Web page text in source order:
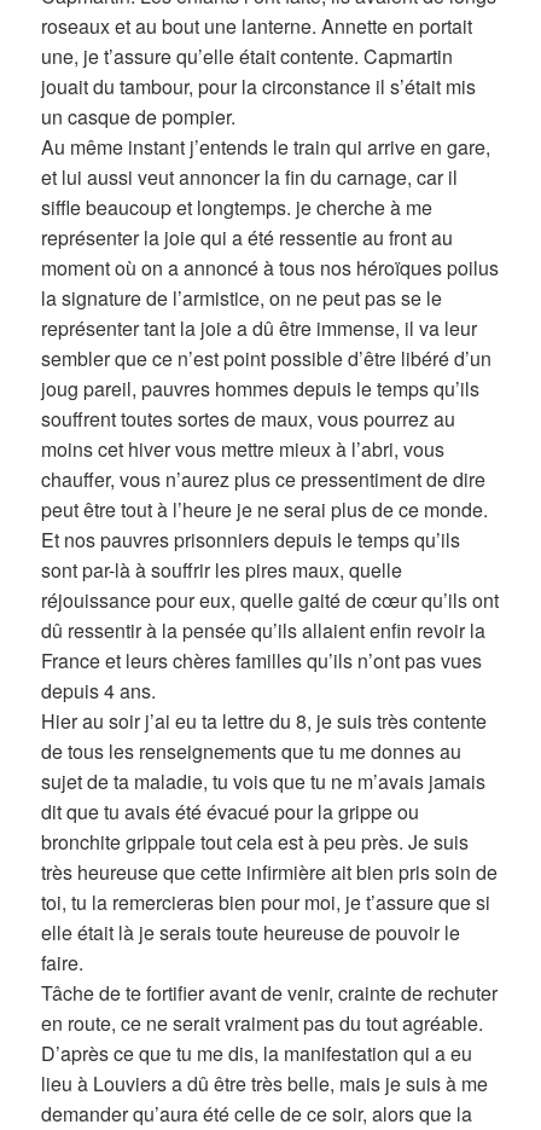
roseaux et au bout une lanterne. Annette en portait
une, je t’assure qu’elle était contente. Capmartin
jouait du tambour, pour la circonstance il s’était mis
un casque de pompier.
Au même instant j’entends le train qui arrive en gare,
et lui aussi veut annoncer la fin du carnage, car il
siffle beaucoup et longtemps. je cherche à me
représenter la joie qui a été ressentie au front au
moment où on a annoncé à tous nos héroïques poilus
la signature de l’armistice, on ne peut pas se le
représenter tant la joie a dû être immense, il va leur
sembler que ce n’est point possible d’être libéré d’un
joug pareil, pauvres hommes depuis le temps qu’ils
souffrent toutes sortes de maux, vous pourrez au
moins cet hiver vous mettre mieux à l’abri, vous
chauffer, vous n’aurez plus ce pressentiment de dire
peut être tout à l’heure je ne serai plus de ce monde.
Et nos pauvres prisonniers depuis le temps qu’ils
sont par-là à souffrir les pires maux, quelle
réjouissance pour eux, quelle gaité de cœur qu’ils ont
dû ressentir à la pensée qu’ils allaient enfin revoir la
France et leurs chères familles qu’ils n’ont pas vues
depuis 4 ans.
Hier au soir j’ai eu ta lettre du 8, je suis très contente
de tous les renseignements que tu me donnes au
sujet de ta maladie, tu vois que tu ne m’avais jamais
dit que tu avais été évacué pour la grippe ou
bronchite grippale tout cela est à peu près. Je suis
très heureuse que cette infirmière ait bien pris soin de
toi, tu la remercieras bien pour moi, je t’assure que si
elle était là je serais toute heureuse de pouvoir le
faire.
Tâche de te fortifier avant de venir, crainte de rechuter
en route, ce ne serait vraiment pas du tout agréable.
D’après ce que tu me dis, la manifestation qui a eu
lieu à Louviers a dû être très belle, mais je suis à me
demander qu’aura été celle de ce soir, alors que la